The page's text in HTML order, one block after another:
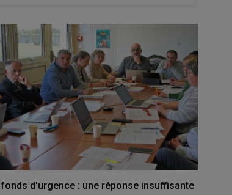
d'urgence : une réponse insuffisante